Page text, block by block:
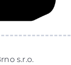
s.r.o.